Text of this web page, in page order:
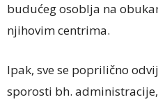
budućeg osoblja na
njihovim centrima.
Ipak, sve se poprilično
sporosti bh.